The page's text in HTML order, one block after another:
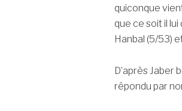
quiconque
que ce soit il lui
Hanbal (5/53)
D’après Jaber
répondu par